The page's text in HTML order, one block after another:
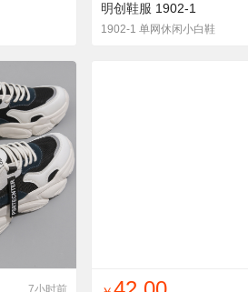
明创鞋服 1902-1
1902-1 单网休闲小白鞋
收藏
7小时前 找同款 加入铺货单